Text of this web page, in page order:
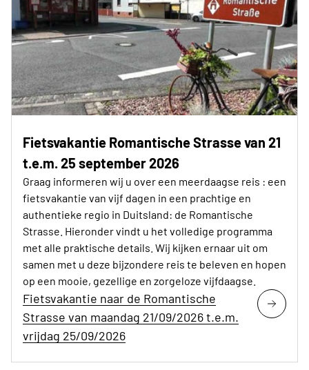
Fietsvakantie Romantische Strasse van 21
t.e.m. 25 september 2026
Graag informeren wij u over een meerdaagse reis : een
fietsvakantie van vijf dagen in een prachtige en
authentieke regio in Duitsland: de Romantische
Strasse. Hieronder vindt u het volledige programma
met alle praktische details. Wij kijken ernaar uit om
samen met u deze bijzondere reis te beleven en hopen
op een mooie, gezellige en zorgeloze vijfdaagse.
Fietsvakantie naar de Romantische
Strasse van maandag 21/09/2026 t.e.m.
vrijdag 25/09/2026